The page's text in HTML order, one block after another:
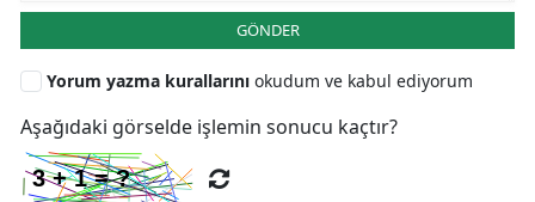
GÖNDER
Yorum yazma kurallarını okudum ve kabul ediyorum
Aşağıdaki görselde işlemin sonucu kaçtır?